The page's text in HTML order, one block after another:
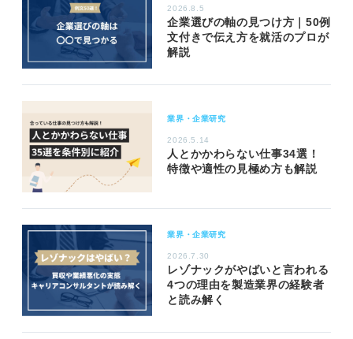
2026.8.5
企業選びの軸の見つけ方｜50例
文付きで伝え方を就活のプロが
解説
業界・企業研究
2026.5.14
人とかかわらない仕事34選！
特徴や適性の見極め方も解説
業界・企業研究
2026.7.30
レゾナックがやばいと言われる
4つの理由を製造業界の経験者
と読み解く